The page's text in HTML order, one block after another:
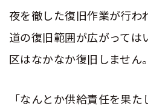
夜を徹した復旧作業が行わ
道の復旧範囲が広がっては
区はなかなか復旧しません。
「なんとか供給責任を果